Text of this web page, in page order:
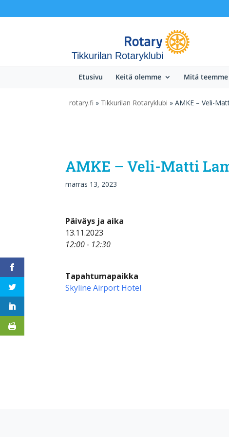
Tikkurilan Rotaryklubi
Etusivu Keitä olemme Mitä teemme
rotary.fi » Tikkurilan Rotaryklubi » AMKE – Veli-
AMKE – Veli-Matti
marras 13, 2023
Päiväys ja aika
13.11.2023
12:00 - 12:30
Tapahtumapaikka
Skyline Airport Hotel